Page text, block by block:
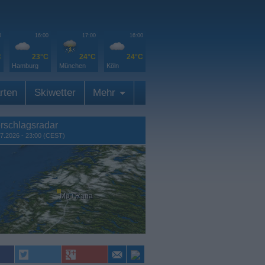
16:00
23°C
Hamburg
17:00
24°C
München
16:00
24°C
Köln
Skiwetter Mehr
- 23:00 (CEST)
Mo i Rana